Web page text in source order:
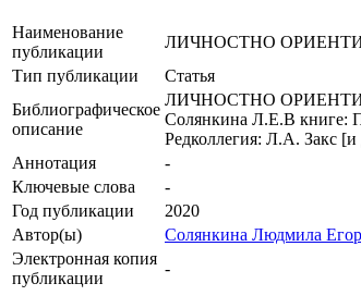
Наименование
публикации
ЛИЧНОСТНО
Тип публикации
Статья
Библиографическое
описание
ЛИЧНОСТНО
Солянкина Л.Е.В книге:
Редколлегия: Л.А. Закс
Аннотация
-
Ключевые cлова
-
Год публикации
2020
Автор(ы)
Солянкина Людмила
Электронная копия
публикации
-